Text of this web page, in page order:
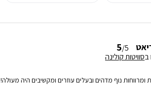
5/5
בסוויטות קולינה
ומרווחות נוף מדהים ובעלים עוזרים ומקשיבים היה מעולה!